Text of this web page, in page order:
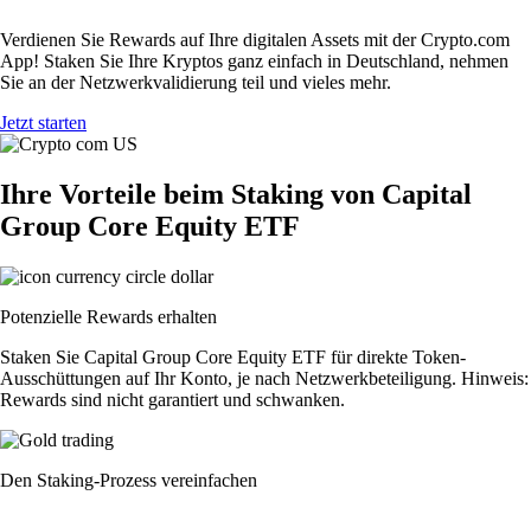
Verdienen Sie Rewards auf Ihre digitalen Assets mit der Crypto.com
App! Staken Sie Ihre Kryptos ganz einfach in Deutschland, nehmen
Sie an der Netzwerkvalidierung teil und vieles mehr.
Jetzt starten
Ihre Vorteile beim Staking von Capital
Group Core Equity ETF
Potenzielle Rewards erhalten
Staken Sie Capital Group Core Equity ETF für direkte Token-
Ausschüttungen auf Ihr Konto, je nach Netzwerkbeteiligung. Hinweis:
Rewards sind nicht garantiert und schwanken.
Den Staking-Prozess vereinfachen